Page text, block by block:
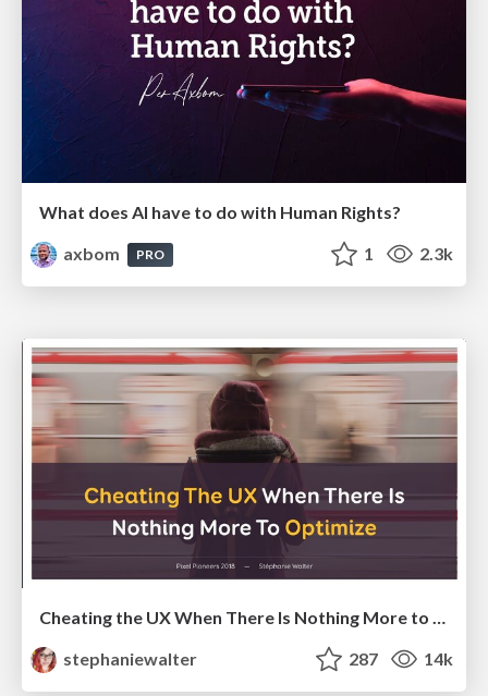
What does AI have to do with Human Rights?
axbom
PRO 1 2.3k
Cheating the UX When There Is Nothing More to Optimize - PixelPioneers
stephaniewalter
287 14k